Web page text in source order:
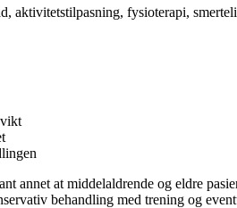
aktivitetstilpasning, fysioterapi,
annet at middelaldrende og eldre
behandling med trening og